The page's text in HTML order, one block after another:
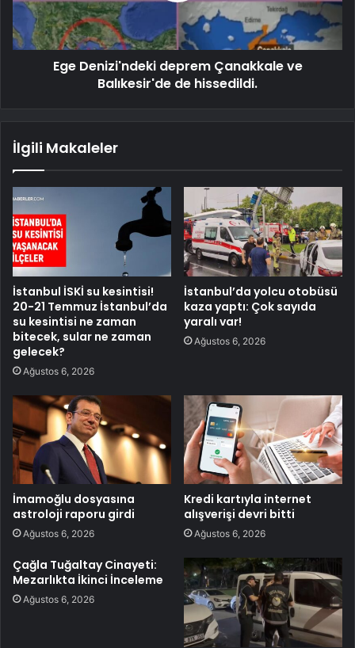
Ege Denizi'ndeki deprem Çanakkale ve
Balıkesir'de de hissedildi.
İlgili Makaleler
İstanbul İSKİ su kesintisi!
20-21 Temmuz İstanbul’da
su kesintisi ne zaman
bitecek, sular ne zaman
gelecek?
Ağustos 6, 2026
İstanbul’da yolcu otobüsü
kaza yaptı: Çok sayıda
yaralı var!
Ağustos 6, 2026
İmamoğlu dosyasına
astroloji raporu girdi
Ağustos 6, 2026
Kredi kartıyla internet
alışverişi devri bitti
Ağustos 6, 2026
Çağla Tuğaltay Cinayeti:
Mezarlıkta İkinci İnceleme
Ağustos 6, 2026